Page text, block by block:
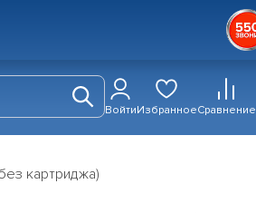
ВойтиИзбранноеСравнение
картриджа)